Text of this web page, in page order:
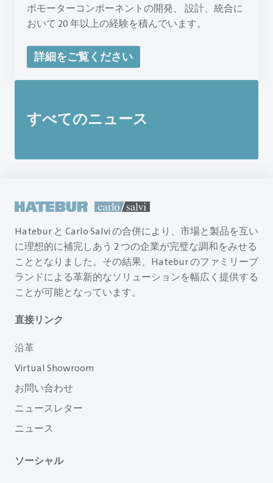
ボモーターコンポーネントの開発、 設計、統合に
おいて 20 年以上の経験を積んでいます。
詳細をご覧ください
すべてのニュース
Hatebur と Carlo Salvi の合併により、市場と製品を互い
に理想的に補完しあう 2 つの企業が完璧な調和をみせる
こととなりました。その結果、Hatebur のファミリーブ
ランドによる革新的なソリューションを幅広く提供する
ことが可能となっています。
直接リンク
沿革
Virtual Showroom
お問い合わせ
ニュースレター
ニュース
ソーシャル